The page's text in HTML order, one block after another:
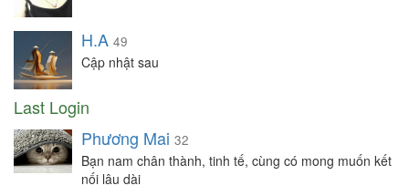
H.A 49
Cập nhật sau
Last Login
Phương Mai 32
Bạn nam chân thành, tinh tế, cùng có mong muốn kết
nối lâu dài